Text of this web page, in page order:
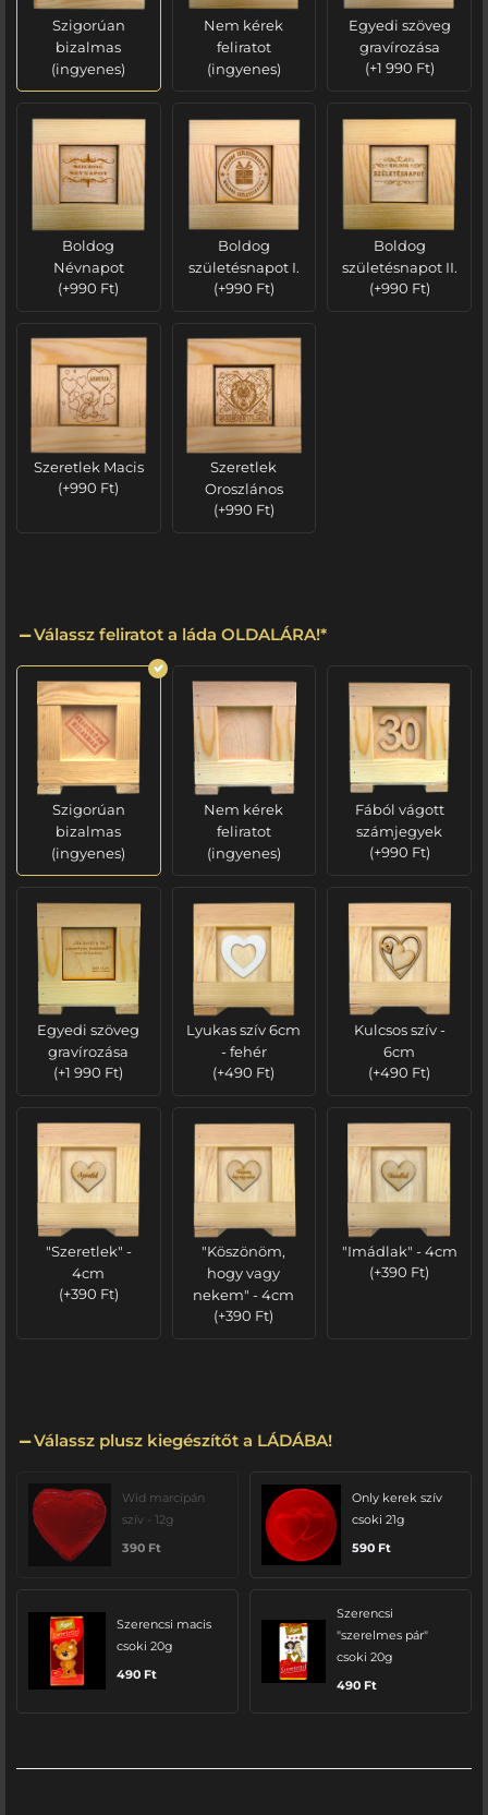
Szigorúan
bizalmas
(ingyenes)
Nem kérek
feliratot
(ingyenes)
Egyedi szöveg
gravírozása
(+1 990 Ft)
Boldog
Névnapot
(+990 Ft)
Boldog
születésnapot I.
(+990 Ft)
Boldog
születésnapot II.
(+990 Ft)
Szeretlek Macis
(+990 Ft)
Szeretlek
Oroszlános
(+990 Ft)
Válassz feliratot a láda OLDALÁRA!*
Szigorúan
bizalmas
(ingyenes)
Nem kérek
feliratot
(ingyenes)
Fából vágott
számjegyek
(+990 Ft)
Egyedi szöveg
gravírozása
(+1 990 Ft)
Lyukas szív 6cm
- fehér
(+490 Ft)
Kulcsos szív -
6cm
(+490 Ft)
"Szeretlek" -
4cm
(+390 Ft)
"Köszönöm,
hogy vagy
nekem" - 4cm
(+390 Ft)
"Imádlak" - 4cm
(+390 Ft)
Válassz plusz kiegészítőt a LÁDÁBA!
Wid marcípán
szív - 12g
390 Ft
Only kerek szív
csoki 21g
590 Ft
Szerencsi macis
csoki 20g
490 Ft
Szerencsi
"szerelmes pár"
csoki 20g
490 Ft